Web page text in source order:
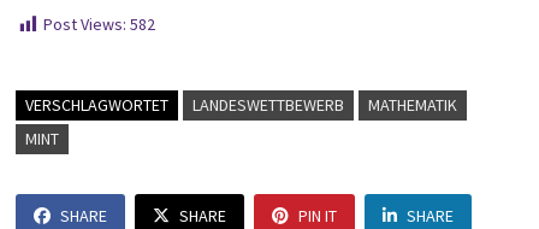
Post Views: 582
VERSCHLAGWORTET LANDESWETTBEWERB
MATHEMATIK
MINT
SHARE SHARE PIN IT SHARE